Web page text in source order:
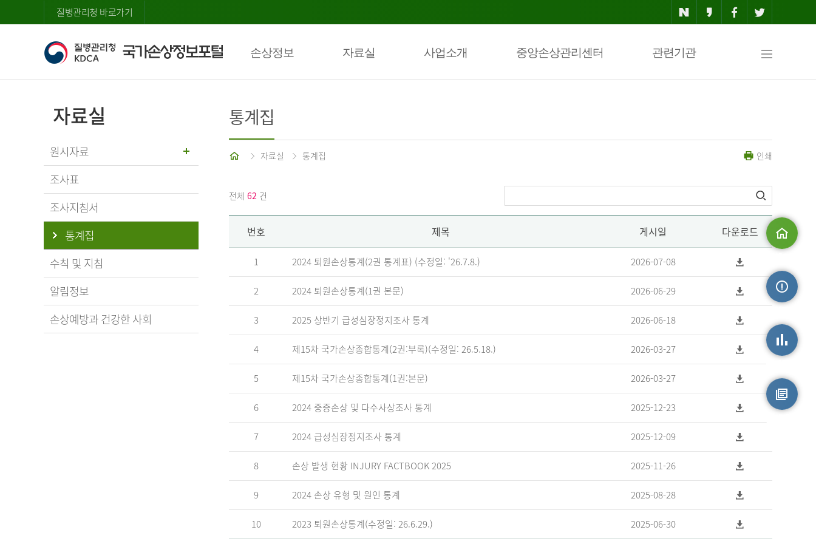
질병관리청 바로가기
손상정보 자료실 사업소개 중앙손상관리센터 관련기관
맵
자료실
원시자료
조사표
조사지침서
통계집
수칙 및 지침
알림정보
손상예방과 건강한 사회
통계집
홈 자료실 통계집 인쇄
전체 62 건
번호 제목 게시일 다운로드
1 2024 퇴원손상통계(2권 통계표) (수정일: '26.7.8.) 2026-07-08
2 2024 퇴원손상통계(1권 본문) 2026-06-29
3 2025 상반기 급성심장정지조사 통계 2026-06-18
4 제15차 국가손상종합통계(2권:부록)(수정일: 26.5.18.) 2026-03-27
5 제15차 국가손상종합통계(1권:본문) 2026-03-27
6 2024 중증손상 및 다수사상조사 통계 2025-12-23
7 2024 급성심장정지조사 통계 2025-12-09
8 손상 발생 현황 INJURY FACTBOOK 2025 2025-11-26
9 2024 손상 유형 및 원인 통계 2025-08-28
10 2023 퇴원손상통계(수정일: 26.6.29.) 2025-06-30